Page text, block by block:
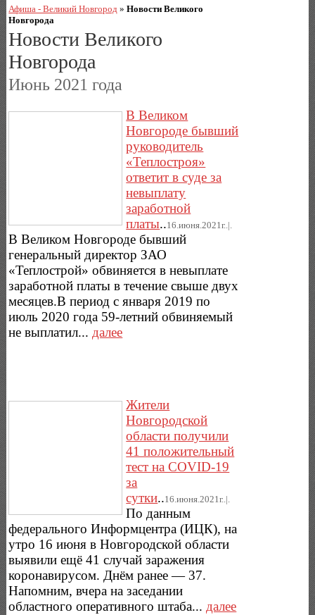
Афиша - Великий Новгород »Новости Великого
Новгорода
Новости Великого
Новгорода
Июнь 2021 года
В Великом
Новгороде бывший
руководитель
«Теплостроя»
ответит в суде за
невыплату
заработной
платы..16.июня.2021г..|.
В Великом Новгороде бывший
генеральный директор ЗАО
«Теплострой» обвиняется в невыплате
заработной платы в течение свыше двух
месяцев.В период с января 2019 по
июль 2020 года 59-летний обвиняемый
не выплатил... далее
Жители
Новгородской
области получили
41 положительный
тест на COVID-19
за
сутки..16.июня.2021г..|.
По данным
федерального Информцентра (ИЦК), на
утро 16 июня в Новгородской области
выявили ещё 41 случай заражения
коронавирусом. Днём ранее — 37.
Напомним, вчера на заседании
областного оперативного штаба... далее